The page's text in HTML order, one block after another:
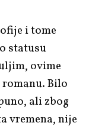
i tome
statusu
ovime
Bilo
ali zbog
vremena, nije